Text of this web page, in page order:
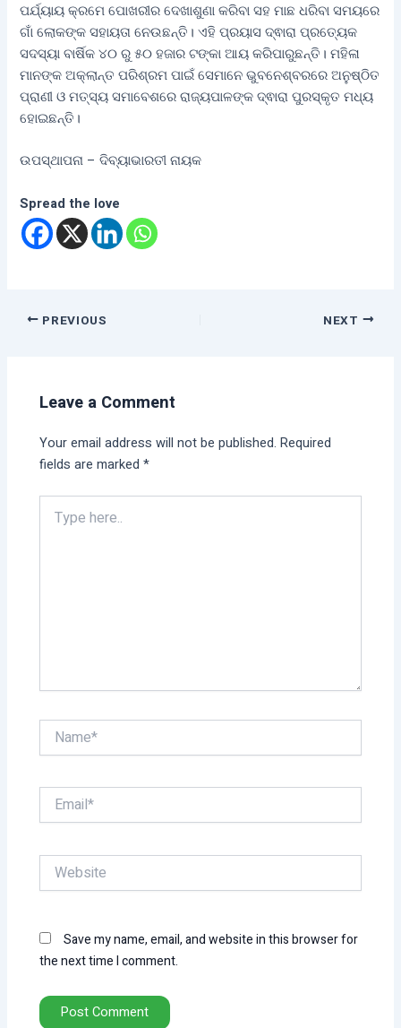
ପର୍ଯ୍ୟାୟ କ୍ରମେ ପୋଖରୀର ଦେଖାଶୁଣା କରିବା ସହ ମାଛ ଧରିବା ସମୟରେ
ଗାଁ ଲୋକଙ୍କ ସହାୟତା ନେଉଛନ୍ତି। ଏହି ପ୍ରୟାସ ଦ୍ଵାରା ପ୍ରତ୍ୟେକ
ସଦସ୍ୟା ବାର୍ଷିକ ୪୦ ରୁ ୫୦ ହଜାର ଟଙ୍କା ଆୟ କରିପାରୁଛନ୍ତି। ମହିଳା
ମାନଙ୍କ ଅକ୍ଲାନ୍ତ ପରିଶ୍ରମ ପାଇଁ ସେମାନେ ଭୁବନେଶ୍ବରରେ ଅନୁଷ୍ଠିତ
ପ୍ରାଣୀ ଓ ମତ୍ସ୍ୟ ସମାବେଶରେ ରାଜ୍ୟପାଳଙ୍କ ଦ୍ଵାରା ପୁରସ୍କୃତ ମଧ୍ୟ
ହୋଇଛନ୍ତି।
ଉପସ୍ଥାପନା – ଦିବ୍ୟାଭାରତୀ ନାୟକ
Spread the love
PREVIOUS NEXT
Leave a Comment
Your email address will not be published. Required
fields are marked*
here..
Name*
Email*
Website
Save my name, email, and website in this browser for
the next time I comment.